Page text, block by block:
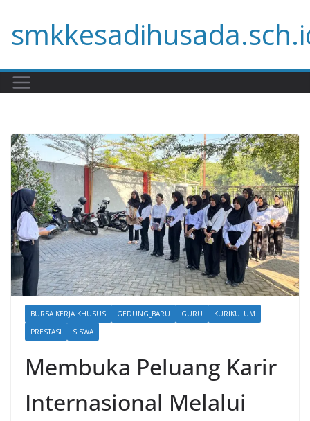
content
BURSA KERJA KHUSUS GEDUNG_BARU GURU
KURIKULUM
PRESTASI
SISWA
Membuka Peluang Karir
Internasional Melalui